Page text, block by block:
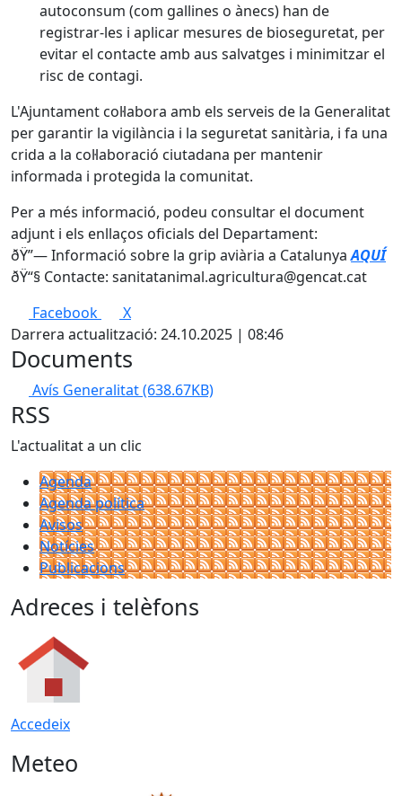
autoconsum (com gallines o ànecs) han de
registrar-les i aplicar mesures de bioseguretat, per
evitar el contacte amb aus salvatges i minimitzar el
risc de contagi.
L'Ajuntament col·labora amb els serveis de la Generalitat
per garantir la vigilància i la seguretat sanitària, i fa una
crida a la col·laboració ciutadana per mantenir
informada i protegida la comunitat.
Per a més informació, podeu consultar el document
adjunt i els enllaços oficials del Departament:
ðŸ”— Informació sobre la grip aviària a CatalunyaAQUÍ
ðŸ“§ Contacte: sanitatanimal.agricultura@gencat.cat
Facebook
X
Darrera actualització: 24.10.2025 | 08:46
Documents
Avís Generalitat(638.67KB)
RSS
L'actualitat a un clic
Agenda
Agenda política
Avisos
Notícies
Publicacions
Adreces i telèfons
Accedeix
Meteo